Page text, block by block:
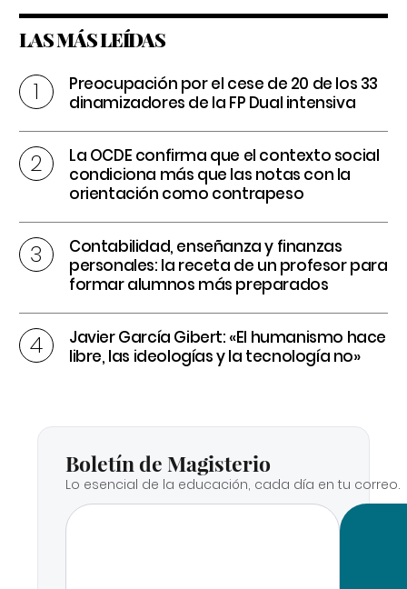
LAS MÁS LEÍDAS
Preocupación por el cese de 20 de los 33
dinamizadores de la FP Dual intensiva
La OCDE confirma que el contexto social
condiciona más que las notas con la
orientación como contrapeso
Contabilidad, enseñanza y finanzas
personales: la receta de un profesor para
formar alumnos más preparados
Javier García Gibert: «El humanismo hace
libre, las ideologías y la tecnología no»
Boletín de Magisterio
Lo esencial de la educación, cada día en tu correo.